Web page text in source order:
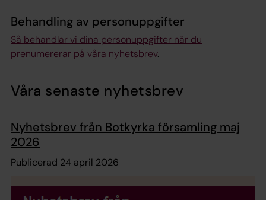
Behandling av personuppgifter
Så behandlar vi dina personuppgifter när du
prenumererar på våra nyhetsbrev.
Våra senaste nyhetsbrev
Nyhetsbrev från Botkyrka församling maj
2026
Publicerad 24 april 2026